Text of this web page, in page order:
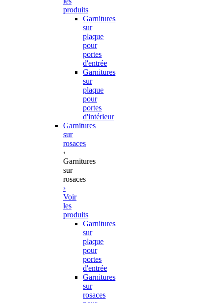
produits
Garnitures
sur
plaque
pour
portes
d'entrée
Garnitures
sur
plaque
pour
portes
d'intérieur
Garnitures
sur
rosaces
‹
Garnitures
sur
rosaces
›
Voir
les
produits
Garnitures
sur
plaque
pour
portes
d'entrée
Garnitures
sur
rosaces